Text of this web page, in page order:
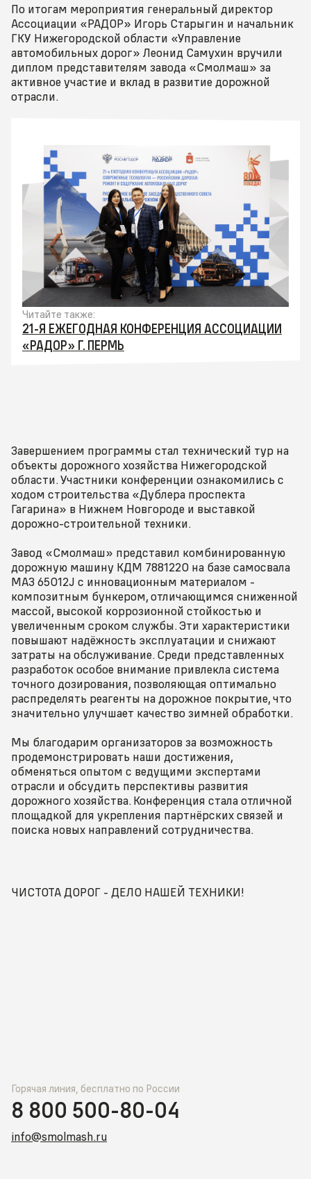
По итогам мероприятия генеральный директор
Ассоциации «РАДОР» Игорь Старыгин и начальник
ГКУ Нижегородской области «Управление
автомобильных дорог» Леонид Самухин вручили
диплом представителям завода «Смолмаш» за
активное участие и вклад в развитие дорожной
отрасли.
Читайте также:
21-Я ЕЖЕГОДНАЯ КОНФЕРЕНЦИЯ АССОЦИАЦИИ
«РАДОР» Г. ПЕРМЬ
Завершением программы стал технический тур на
объекты дорожного хозяйства Нижегородской
области. Участники конференции ознакомились с
ходом строительства «Дублера проспекта
Гагарина» в Нижнем Новгороде и выставкой
дорожно-строительной техники.
Завод «Смолмаш» представил комбинированную
дорожную машину КДМ 7881220 на базе самосвала
МАЗ 65012J с инновационным материалом -
композитным бункером, отличающимся сниженной
массой, высокой коррозионной стойкостью и
увеличенным сроком службы. Эти характеристики
повышают надёжность эксплуатации и снижают
затраты на обслуживание. Среди представленных
разработок особое внимание привлекла система
точного дозирования, позволяющая оптимально
распределять реагенты на дорожное покрытие, что
значительно улучшает качество зимней обработки.
Мы благодарим организаторов за возможность
продемонстрировать наши достижения,
обменяться опытом с ведущими экспертами
отрасли и обсудить перспективы развития
дорожного хозяйства. Конференция стала отличной
площадкой для укрепления партнёрских связей и
поиска новых направлений сотрудничества.
ЧИСТОТА ДОРОГ - ДЕЛО НАШЕЙ ТЕХНИКИ!
Горячая линия, бесплатно по России
8 800 500-80-04
info@smolmash.ru